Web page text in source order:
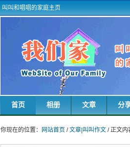
叫叫和唱唱的家庭主页
首页 相册 文章 分
你现在的位置： 网站首页 /文章|叫叫作文 / 正文内